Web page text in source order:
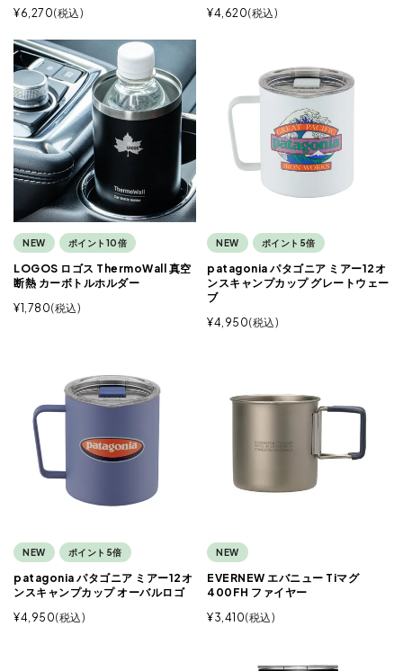
¥6,270 税込
¥4,620 税込
NEW ポイント10倍
LOGOS ロゴス ThermoWall 真空
断熱 カーボトルホルダー
¥1,780 税込
NEW ポイント5倍
patagonia パタゴニア ミアー12オ
ンスキャンプカップ グレートウェー
ブ
¥4,950 税込
NEW ポイント5倍
patagonia パタゴニア ミアー12オ
ンスキャンプカップ オーバルロゴ
¥4,950 税込
NEW
EVERNEW エバニュー Tiマグ
400FH ファイヤー
¥3,410 税込